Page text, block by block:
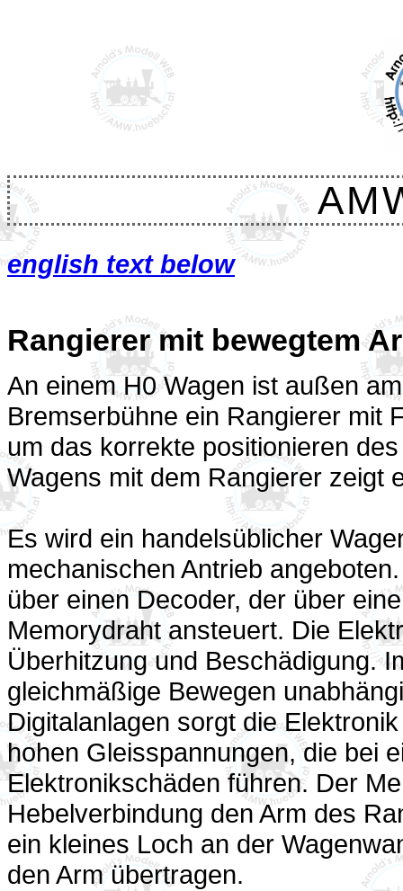
english text below
Rangierer mit bewegtem
An einem H0 Wagen ist außen
Bremserbühne ein Rangierer mit
um das korrekte positionieren
Wagens mit dem Rangierer zeigt
Es wird ein handelsüblicher
mechanischen Antrieb
über einen Decoder, der über
Memorydraht ansteuert. Die
Überhitzung und Beschädigung.
gleichmäßige Bewegen
Digitalanlagen sorgt die
hohen Gleisspannungen, die bei
Elektronikschäden führen. Der
Hebelverbindung den Arm des
ein kleines Loch an der
den Arm übertragen.